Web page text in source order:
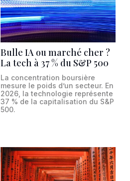
Bulle IA ou marché cher ?
La tech à 37 % du S&P 500
La concentration boursière
mesure le poids d’un secteur. En
2026, la technologie représente
37 % de la capitalisation du S&P
500.